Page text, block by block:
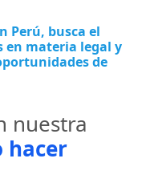
Perú, busca el
en materia legal y
de
nuestra
hacer